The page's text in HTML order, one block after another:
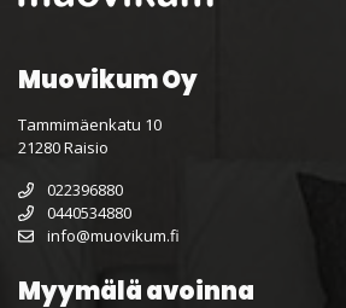
Muovikum Oy
Tammimäenkatu 10
21280 Raisio
022396880
0440534880
info@muovikum.fi
Myymälä avoinna